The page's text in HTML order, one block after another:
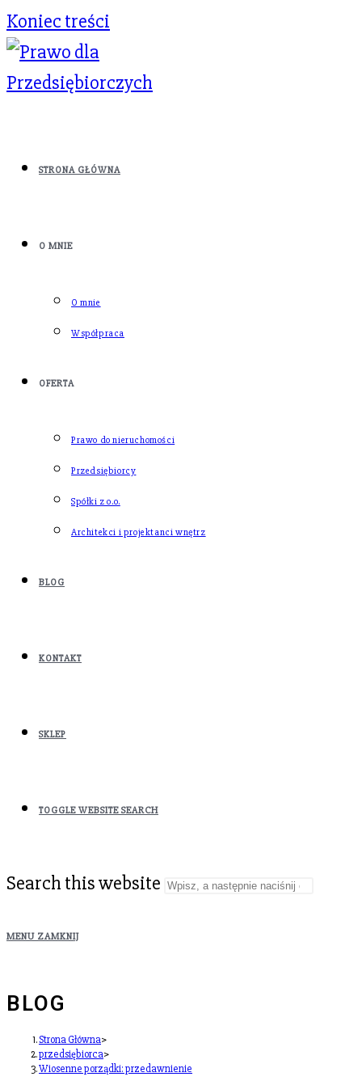
Koniec treści
STRONA GŁÓWNA
O MNIE
O mnie
Współpraca
OFERTA
Prawo do nieruchomości
Przedsiębiorcy
Spółki z o.o.
Architekci i projektanci wnętrz
BLOG
KONTAKT
SKLEP
TOGGLE WEBSITE SEARCH
Search this website
MENU ZAMKNIJ
BLOG
Strona Główna>
przedsiębiorca>
Wiosenne porządki: przedawnienie